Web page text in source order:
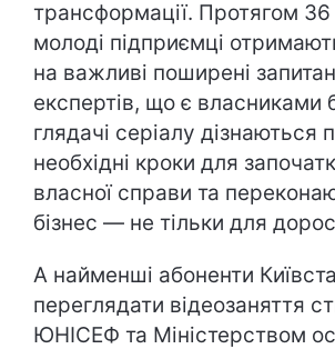
трансформації. Протягом 36
молоді підприємці
на важливі поширені
експертів, що є власниками
глядачі серіалу дізнаються
необхідні кроки для
власної справи та
бізнес — не тільки для
А найменші абоненти
переглядати відеозаняття
ЮНІСЕФ та Міністерством